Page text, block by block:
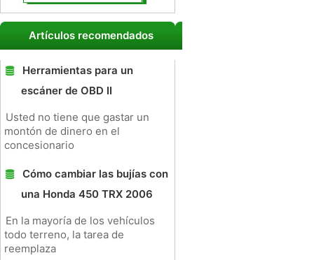
Artículos recomendados
Herramientas para un
escáner de OBD II
Usted no tiene que gastar un
montón de dinero en el
concesionario
Cómo cambiar las bujías con
una Honda 450 TRX 2006
En la mayoría de los vehículos
todo terreno, la tarea de
reemplaza